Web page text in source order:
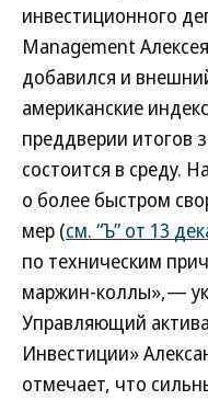
инвестиционного
Management
добавился и
американские
преддверии итогов
состоится в среду.
о более быстром
мер (см. “Ъ” от 13
по техническим
маржин-коллы»,—
Управляющий
Инвестиции»
отмечает, что